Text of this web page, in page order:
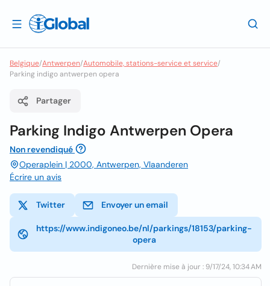
Belgique/Antwerpen/Automobile, stations-service et service/
Parking indigo antwerpen opera
Partager
Parking Indigo Antwerpen Opera
Non revendiqué
Operaplein | 2000, Antwerpen, Vlaanderen
Écrire un avis
Twitter Envoyer un email
https://www.indigoneo.be/nl/parkings/18153/parking-
opera
Dernière mise à jour : 9/17/24, 10:34 AM